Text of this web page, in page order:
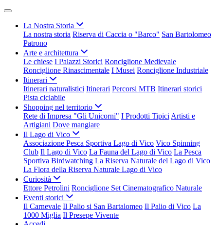
La Nostra Storia
La nostra storia Riserva di Caccia o "Barco" San Bartolomeo
Patrono
Arte e architettura
Le chiese I Palazzi Storici Ronciglione Medievale
Ronciglione Rinascimentale I Musei Ronciglione Industriale
Itinerari
Itinerari naturalistici Itinerari Percorsi MTB Itinerari storici
Pista ciclabile
Shopping nel territorio
Rete di Impresa "Gli Unicorni" I Prodotti Tipici Artisti e
Artigiani Dove mangiare
Il Lago di Vico
Associazione Pesca Sportiva Lago di Vico Vico Spinning
Club Il Lago di Vico La Fauna del Lago di Vico La Pesca
Sportiva Birdwatching La Riserva Naturale del Lago di Vico
La Flora della Riserva Naturale Lago di Vico
Curiosità
Ettore Petrolini Ronciglione Set Cinematografico Naturale
Eventi storici
Il Carnevale Il Palio si San Bartalomeo Il Palio di Vico La
1000 Miglia Il Presepe Vivente